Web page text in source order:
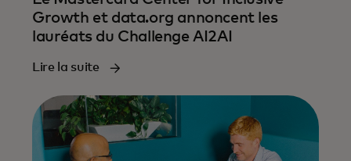
Growth et data.org annoncent les
lauréats du Challenge AI2AI
Lire la suite